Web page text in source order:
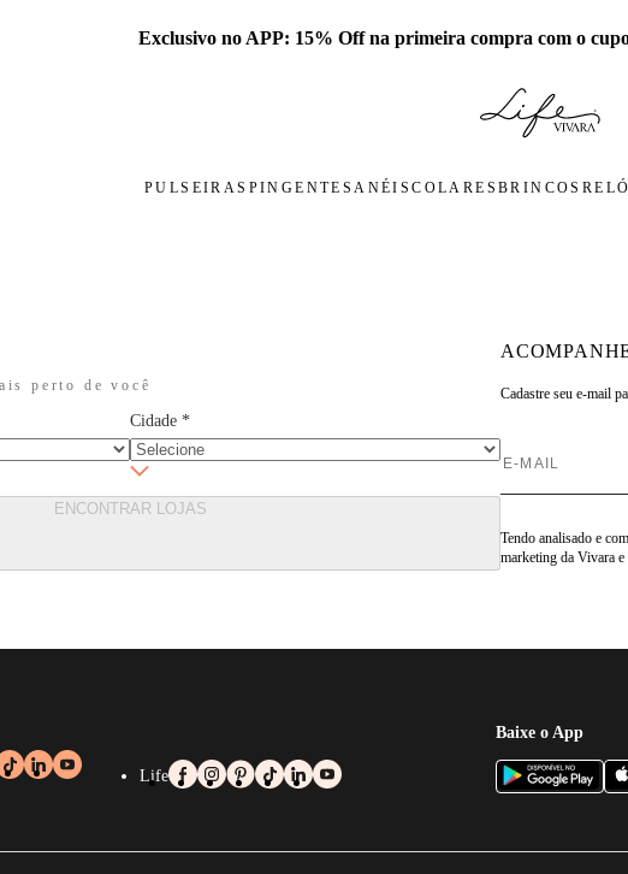
Exclusivo no APP: 15% Off na primeira compra com o
PULSEIRAS PINGENTESANÉISCOLARES BRINCOS
perto de você
Cidade *
ENCONTRAR LOJAS
Cadastre seu e-mail
Tendo analisado e
marketing da Vivara
Life
Baixe o App